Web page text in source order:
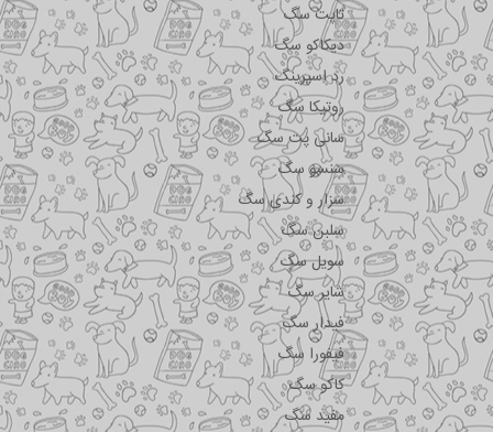
تاپت سگ
دیکاکو سگ
رد اسپرینگ
روتیکا سگ
سانی پت سگ
سنسو سگ
سزار و کندی سگ
سلبن سگ
سویل سگ
شایر سگ
فیدار سگ
فیفورا سگ
کاکو سگ
مفید سگ